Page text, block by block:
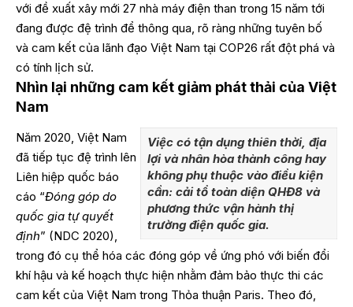
với đề xuất xây mới 27 nhà máy điện than trong 15 năm tới
đang được đệ trình để thông qua, rõ ràng những tuyên bố
và cam kết của lãnh đạo Việt Nam tại COP26 rất đột phá và
có tính lịch sử.
Nhìn lại những cam kết giảm phát thải của Việt
Nam
Việc có tận dụng thiên thời, địa
lợi và nhân hòa thành công hay
không phụ thuộc vào điều kiện
cần: cải tổ toàn diện QHĐ8 và
phương thức vận hành thị
trường điện quốc gia.
Năm 2020, Việt Nam
đã tiếp tục đệ trình lên
Liên hiệp quốc báo
cáo “Đóng góp do
quốc gia tự quyết
định” (NDC 2020),
trong đó cụ thể hóa các đóng góp về ứng phó với biến đổi
khí hậu và kế hoạch thực hiện nhằm đảm bảo thực thi các
cam kết của Việt Nam trong Thỏa thuận Paris. Theo đó,